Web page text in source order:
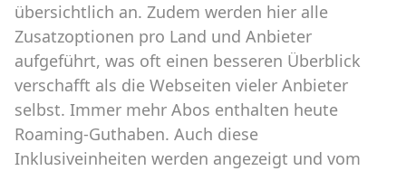
übersichtlich an. Zudem werden hier alle
Zusatzoptionen pro Land und Anbieter
aufgeführt, was oft einen besseren Überblick
verschafft als die Webseiten vieler Anbieter
selbst. Immer mehr Abos enthalten heute
Roaming-Guthaben. Auch diese
Inklusiveinheiten werden angezeigt und vom